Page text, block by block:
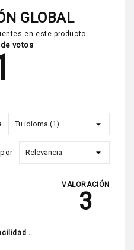
GLOBAL
en este producto
votos
VALORACIÓN
3